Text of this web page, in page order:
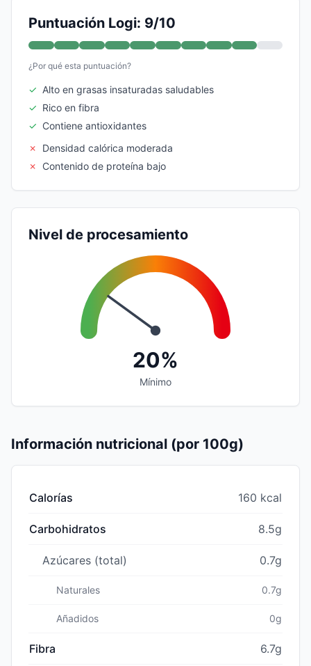
Puntuación Logi: 9/10
¿Por qué esta puntuación?
✓ Alto en grasas insaturadas saludables
✓ Rico en fibra
✓ Contiene antioxidantes
✗
Densidad calórica moderada
✗
Contenido de proteína bajo
Nivel de procesamiento
20%
Mínimo
Información nutricional (por 100g)
Calorías 160 kcal
Carbohidratos 8.5g
Azúcares (total) 0.7g
Naturales 0.7g
Añadidos 0g
Fibra 6.7g